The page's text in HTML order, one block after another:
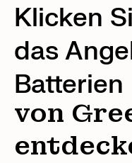
Klicken
das
Batterien
von